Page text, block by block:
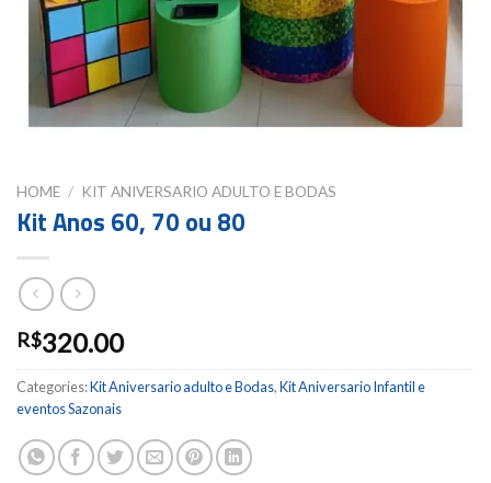
HOME / KIT ANIVERSARIO ADULTO E BODAS
Kit Anos 60, 70 ou 80
R$320.00
Categories:Kit Aniversario adulto e Bodas,Kit Aniversario Infantil e
eventos Sazonais